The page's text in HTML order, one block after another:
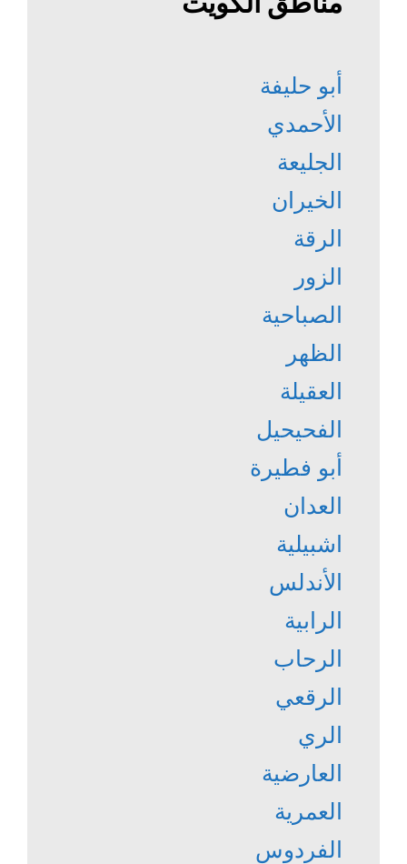
أبو حليفة
الأحمدي
الجليعة
الخيران
الرقة
الزور
الصباحية
الظهر
العقيلة
الفحيحيل
أبو فطيرة
العدان
اشبيلية
الأندلس
الرابية
الرحاب
الرقعي
الري
العارضية
العمرية
الفردوس